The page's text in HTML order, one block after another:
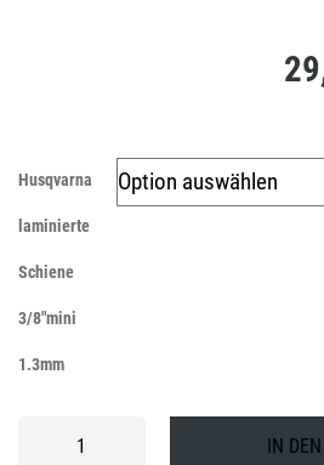
Husqvarna
laminierte
Schiene
3/8"mini
1.3mm
laminierte
IN